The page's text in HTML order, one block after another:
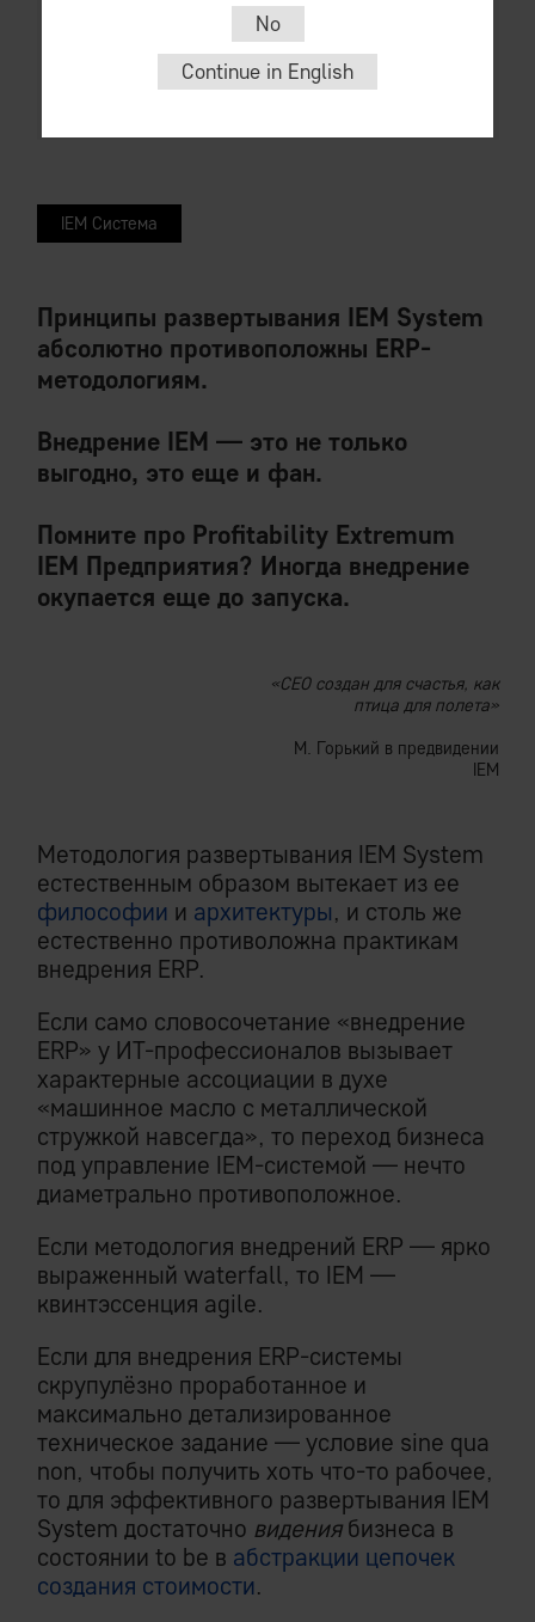
IEM Система
Принципы развертывания IEM System
абсолютно противоположны ERP-
методологиям.
Внедрение IEM — это не только
выгодно, это еще и фан.
Помните про Profitability Extremum
IEM Предприятия? Иногда внедрение
окупается еще до запуска.
«CEO создан для счастья, как
птица для полета»
М. Горький в предвидении
IEM
Методология развертывания IEM System
естественным образом вытекает из ее
философии и архитектуры, и столь же
естественно противоложна практикам
внедрения ERP.
Если само словосочетание «внедрение
ERP» у ИТ-профессионалов вызывает
характерные ассоциации в духе
«машинное масло с металлической
стружкой навсегда», то переход бизнеса
под управление IEM-системой — нечто
диаметрально противоположное.
Если методология внедрений ERP — ярко
выраженный waterfall, то IEM —
квинтэссенция agile.
Если для внедрения ERP-системы
скрупулёзно проработанное и
максимально детализированное
техническое задание — условие sine qua
non, чтобы получить хоть что-то рабочее,
то для эффективного развертывания IEM
System достаточно видениябизнеса в
состоянии to be в абстракции цепочек
создания стоимости.
No
Continue in English